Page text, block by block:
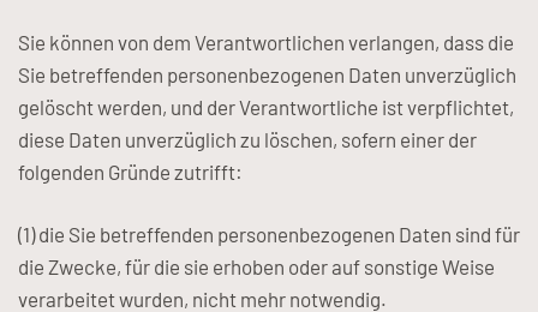
Sie können von dem Verantwortlichen verlangen, dass die
Sie betreffenden personenbezogenen Daten unverzüglich
gelöscht werden, und der Verantwortliche ist verpflichtet,
diese Daten unverzüglich zu löschen, sofern einer der
folgenden Gründe zutrifft:
(1) die Sie betreffenden personenbezogenen Daten sind für
die Zwecke, für die sie erhoben oder auf sonstige Weise
verarbeitet wurden, nicht mehr notwendig.